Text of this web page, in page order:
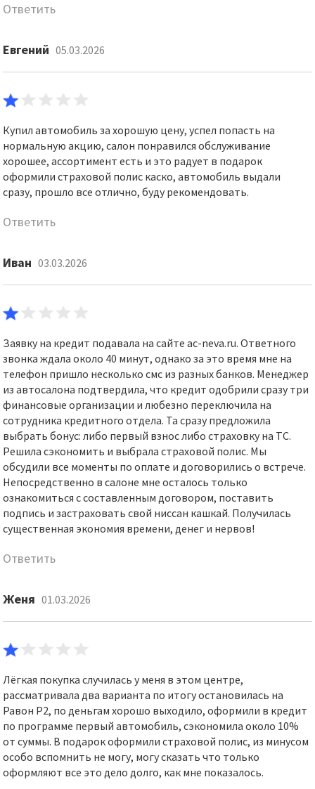
Ответить
Евгений 05.03.2026
Купил автомобиль за хорошую цену, успел попасть на
нормальную акцию, салон понравился обслуживание
хорошее, ассортимент есть и это радует в подарок
оформили страховой полис каско, автомобиль выдали
сразу, прошло все отлично, буду рекомендовать.
Ответить
Иван 03.03.2026
Заявку на кредит подавала на сайте ac-neva.ru. Ответного
звонка ждала около 40 минут, однако за это время мне на
телефон пришло несколько смс из разных банков. Менеджер
из автосалона подтвердила, что кредит одобрили сразу три
финансовые организации и любезно переключила на
сотрудника кредитного отдела. Та сразу предложила
выбрать бонус: либо первый взнос либо страховку на ТС.
Решила сэкономить и выбрала страховой полис. Мы
обсудили все моменты по оплате и договорились о встрече.
Непосредственно в салоне мне осталось только
ознакомиться с составленным договором, поставить
подпись и застраховать свой ниссан кашкай. Получилась
существенная экономия времени, денег и нервов!
Ответить
Женя 01.03.2026
Лёгкая покупка случилась у меня в этом центре,
рассматривала два варианта по итогу остановилась на
Равон Р2, по деньгам хорошо выходило, оформили в кредит
по программе первый автомобиль, сэкономила около 10%
от суммы. В подарок оформили страховой полис, из минусом
особо вспомнить не могу, могу сказать что только
оформляют все это дело долго, как мне показалось.